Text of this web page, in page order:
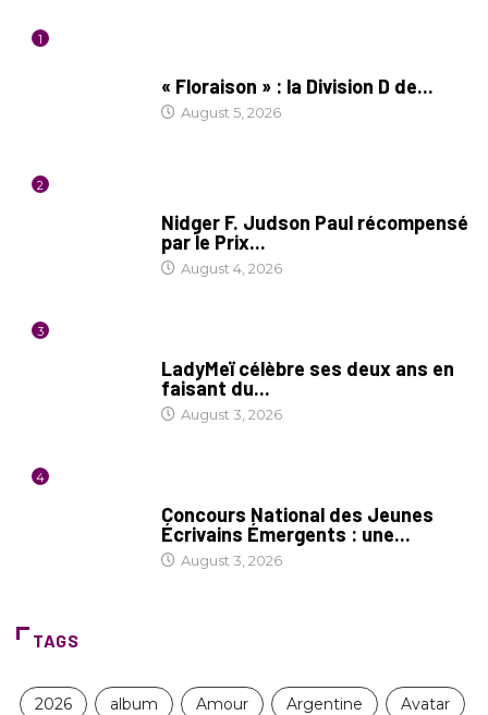
1
« Floraison » : la Division D de...
August 5, 2026
2
Nidger F. Judson Paul récompensé
par le Prix...
August 4, 2026
3
LadyMeï célèbre ses deux ans en
faisant du...
August 3, 2026
4
Concours National des Jeunes
Écrivains Émergents : une...
August 3, 2026
TAGS
2026 album Amour Argentine Avatar